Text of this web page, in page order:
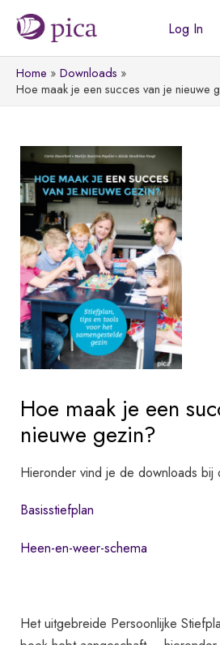
naar
de
inhoud
Log In
Home
Downloads
Hoe maak je een succes van je nieuwe
Hoe maak je een
nieuwe gezin?
Hieronder vind je de downloads bij
Basisstiefplan
Heen-en-weer-schema
Het uitgebreide Persoonlijke